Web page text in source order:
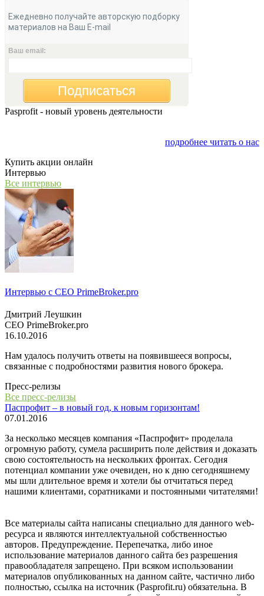
Ежедневно получайте авторскую подборку
материалов на Ваш E-mail
Ваш email:
Подписаться
Pasprofit - новый уровень деятельности
подробнее читать о нас
Купить акции онлайн
Интервью
Все интервью
Интервью с СЕО PrimeBroker.pro
Дмитрий Леушкин
СЕО PrimeBroker.pro
16.10.2016
Нам удалось получить ответы на появившееся вопросы,
связанные с подробностями развития нового брокера.
Пресс-релизы
Все пресс-релизы
Паспрофит – в новый год, к новым горизонтам!
07.01.2016
За несколько месяцев компания «Паспрофит» проделала
огромную работу, сумела расширить поле действия и доказать
свою состоятельность на нескольких фронтах. Сегодня
потенциал компании уже очевиден, но к дню сегодняшнему
мы шли длительное время и хотели бы отчитаться перед
нашими клиентами, соратниками и постоянными читателями!
Все материалы сайта написаны специально для данного web-
ресурса и являются интеллектуальной собственностью
авторов. Предупреждение. Перепечатка, либо иное
использование материалов данного сайта без разрешения
правообладателя запрещено. При всяком использовании
материалов опубликованных на данном сайте, частично либо
полностью, ссылка на источник (Pasprofit.ru) обязательна. В